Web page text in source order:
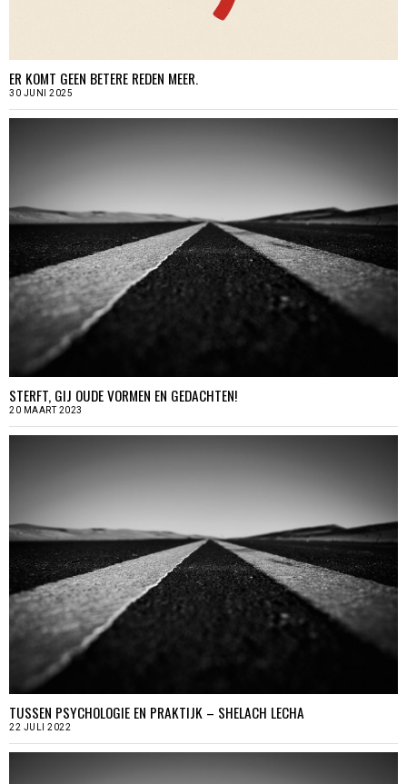
ER KOMT GEEN BETERE REDEN MEER.
30 JUNI 2025
STERFT, GIJ OUDE VORMEN EN GEDACHTEN!
20 MAART 2023
TUSSEN PSYCHOLOGIE EN PRAKTIJK – SHELACH LECHA
22 JULI 2022